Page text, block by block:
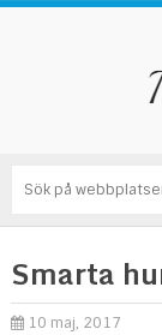
Smarta
10 maj, 2017